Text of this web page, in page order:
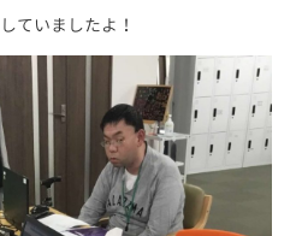
ていましたよ！